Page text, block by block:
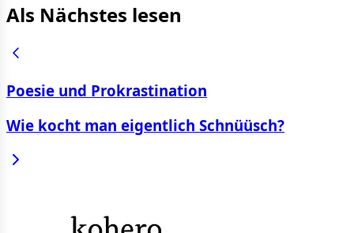
Als Nächstes lesen
Poesie und Prokrastination
Wie kocht man eigentlich Schnüüsch?